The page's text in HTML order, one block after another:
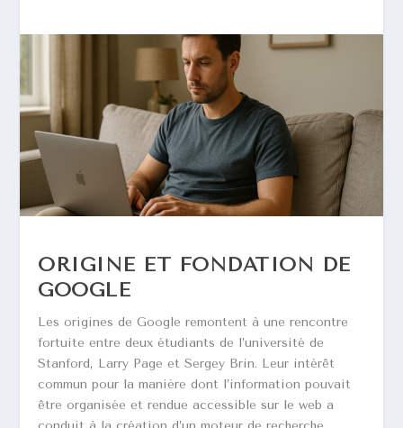
ORIGINE ET FONDATION DE
GOOGLE
Les origines de Google remontent à une rencontre
fortuite entre deux étudiants de l’université de
Stanford, Larry Page et Sergey Brin. Leur intérêt
commun pour la manière dont l’information pouvait
être organisée et rendue accessible sur le web a